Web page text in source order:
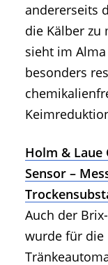
andererseits
die Kälber zu
sieht im
besonders
Holm & Laue
Sensor –
Auch der
wurde für die